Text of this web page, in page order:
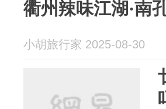
衢州辣味江湖·南
小胡旅行家 2025-08-30